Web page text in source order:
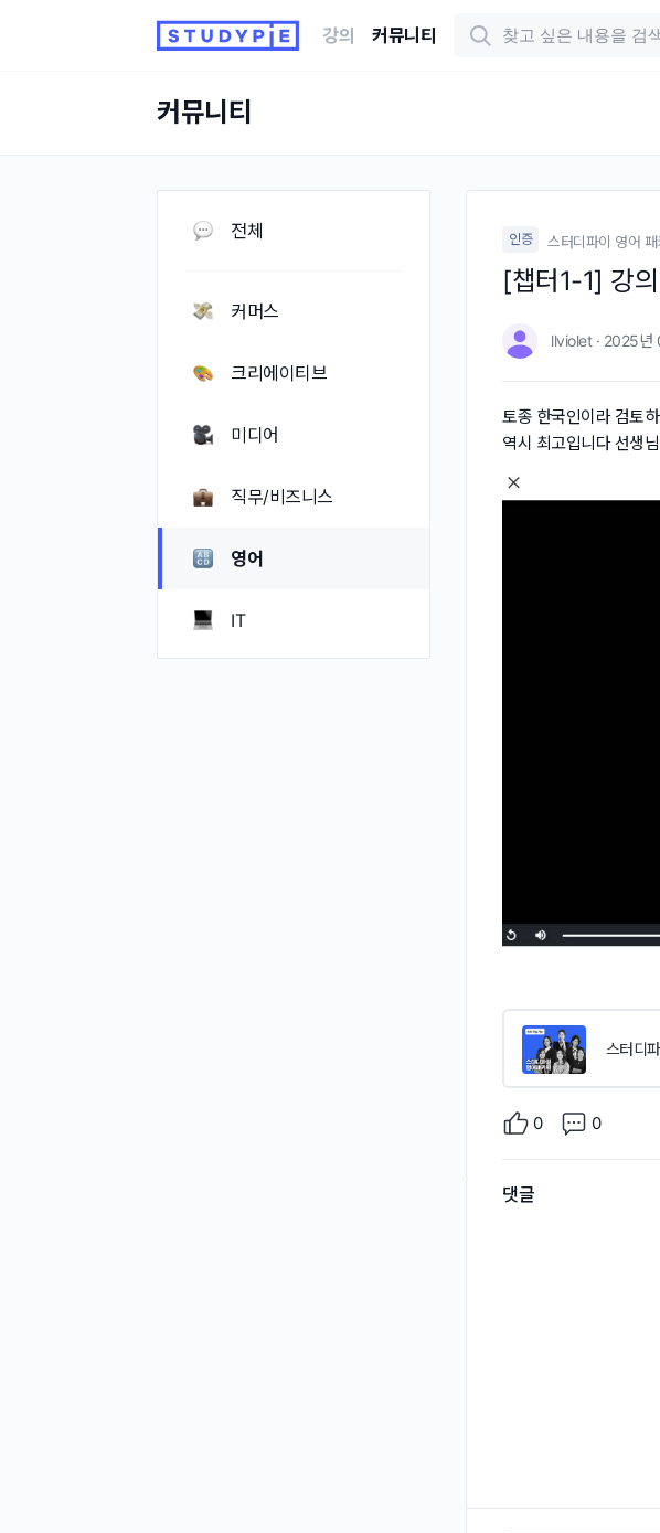
강의 커뮤니티
커뮤니티
전체
커머스
크리에이티브
미디어
직무/비즈니스
영어
IT
인증 스터디파이 영어 패
[챕터1-1] 강
llviolet · 2025년
토종 한국인이라 검토
역시 최고입니다 선생
스터디
0 0
댓글